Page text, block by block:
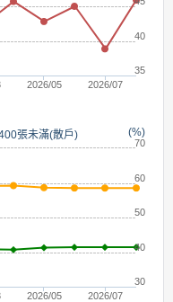
2026/05 2026/07
35
40
(%)
張未滿(散戶)
2026/05 2026/07
30
40
50
60
70